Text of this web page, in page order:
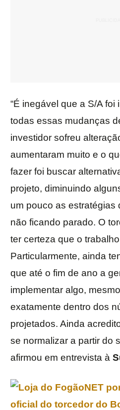
“É inegável que a S/A foi
todas essas mudanças
investidor sofreu
aumentaram muito e o
fazer foi buscar
projeto, diminuindo
um pouco as estratégias
não ficando parado. O
ter certeza que o
Particularmente, ainda
que até o fim de ano a
implementar algo,
exatamente dentro dos
projetados. Ainda
se normalizar a partir do
afirmou em entrevista à